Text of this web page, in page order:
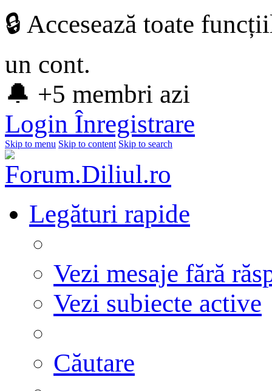
🔒 Accesează toate
un cont.
🔔 +5 membri azi
Login Înregistrare
Skip to menu Skip to content Skip to search
Legături rapide
Vezi mesaje fără
Vezi subiecte active
Căutare